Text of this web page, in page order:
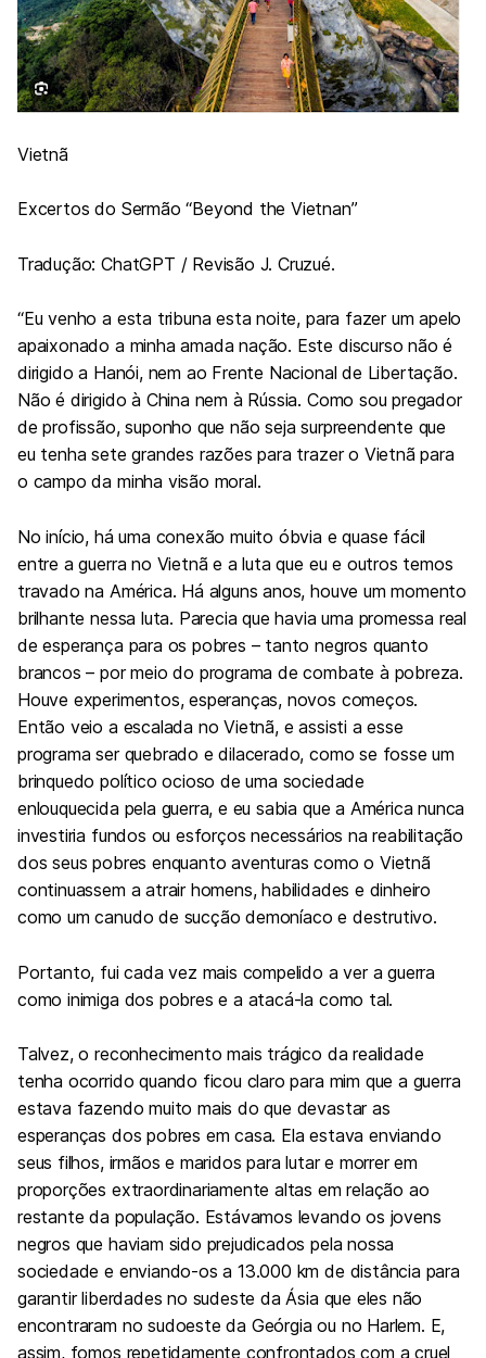
Vietnã
Excertos do Sermão “Beyond the Vietnan”
Tradução: ChatGPT / Revisão J. Cruzué.
“Eu venho a esta tribuna esta noite, para fazer um apelo
apaixonado a minha amada nação. Este discurso não é
dirigido a Hanói, nem ao Frente Nacional de Libertação.
Não é dirigido à China nem à Rússia. Como sou pregador
de profissão, suponho que não seja surpreendente que
eu tenha sete grandes razões para trazer o Vietnã para
o campo da minha visão moral.
No início, há uma conexão muito óbvia e quase fácil
entre a guerra no Vietnã e a luta que eu e outros temos
travado na América. Há alguns anos, houve um momento
brilhante nessa luta. Parecia que havia uma promessa real
de esperança para os pobres – tanto negros quanto
brancos – por meio do programa de combate à pobreza.
Houve experimentos, esperanças, novos começos.
Então veio a escalada no Vietnã, e assisti a esse
programa ser quebrado e dilacerado, como se fosse um
brinquedo político ocioso de uma sociedade
enlouquecida pela guerra, e eu sabia que a América nunca
investiria fundos ou esforços necessários na reabilitação
dos seus pobres enquanto aventuras como o Vietnã
continuassem a atrair homens, habilidades e dinheiro
como um canudo de sucção demoníaco e destrutivo.
Portanto, fui cada vez mais compelido a ver a guerra
como inimiga dos pobres e a atacá-la como tal.
Talvez, o reconhecimento mais trágico da realidade
tenha ocorrido quando ficou claro para mim que a guerra
estava fazendo muito mais do que devastar as
esperanças dos pobres em casa. Ela estava enviando
seus filhos, irmãos e maridos para lutar e morrer em
proporções extraordinariamente altas em relação ao
restante da população. Estávamos levando os jovens
negros que haviam sido prejudicados pela nossa
sociedade e enviando-os a 13.000 km de distância para
garantir liberdades no sudeste da Ásia que eles não
encontraram no sudoeste da Geórgia ou no Harlem. E,
assim, fomos repetidamente confrontados com a cruel